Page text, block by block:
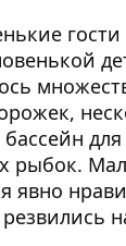
гости
для
рыбок.
явно